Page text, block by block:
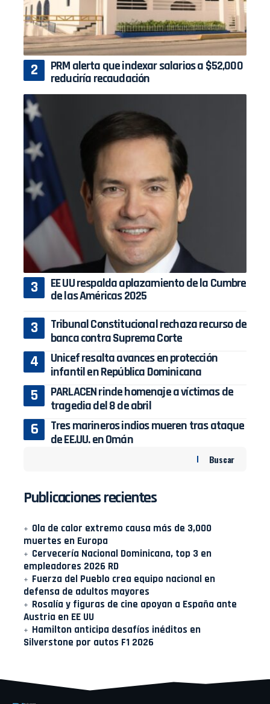
PRM alerta que indexar salarios a $52,000
reduciría recaudación
EE UU respalda aplazamiento de la Cumbre
de las Américas 2025
Tribunal Constitucional rechaza recurso de
banca contra Suprema Corte
Unicef resalta avances en protección
infantil en República Dominicana
PARLACEN rinde homenaje a víctimas de
tragedia del 8 de abril
Tres marineros indios mueren tras ataque
de EE.UU. en Omán
Buscar
Publicaciones recientes
Ola de calor extremo causa más de 3,000
muertes en Europa
Cervecería Nacional Dominicana, top 3 en
empleadores 2026 RD
Fuerza del Pueblo crea equipo nacional en
defensa de adultos mayores
Rosalía y figuras de cine apoyan a España ante
Austria en EE UU
Hamilton anticipa desafíos inéditos en
Silverstone por autos F1 2026